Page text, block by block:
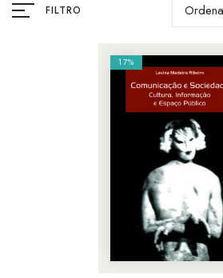
FILTRO
17%